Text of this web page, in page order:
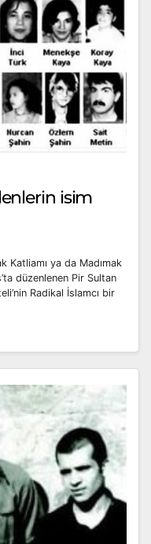
isim
Katliamı ya da Madımak
düzenlenen Pir Sultan
Radikal İslamcı bir